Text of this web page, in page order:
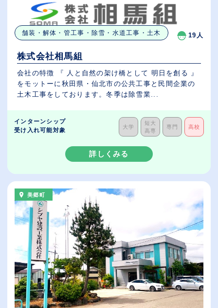
舗装・解体・管工事・除雪・水道工事・土木 19人
株式会社相馬組
会社の特徴 『 人と自然の架け橋として 明日を創る 』
をモットーに秋田県・仙北市の公共工事と民間企業の
土木工事をしております。冬季は除雪業...
インターンシップ
受け入れ可能対象
大学
短大
高専
専門 高校
詳しくみる
美郷町